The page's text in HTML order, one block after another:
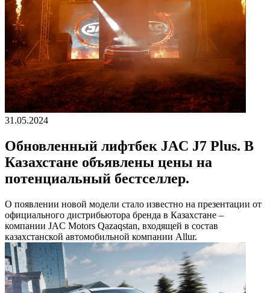
31.05.2024
Обновленный лифтбек JAC J7 Plus. В
Казахстане объявлены цены на
потенциальный бестселлер.
О появлении новой модели стало известно на презентации от
официального дистрибьютора бренда в Казахстане –
компании JAC Motors Qazaqstan, входящей в состав
казахстанской автомобильной компании Allur.